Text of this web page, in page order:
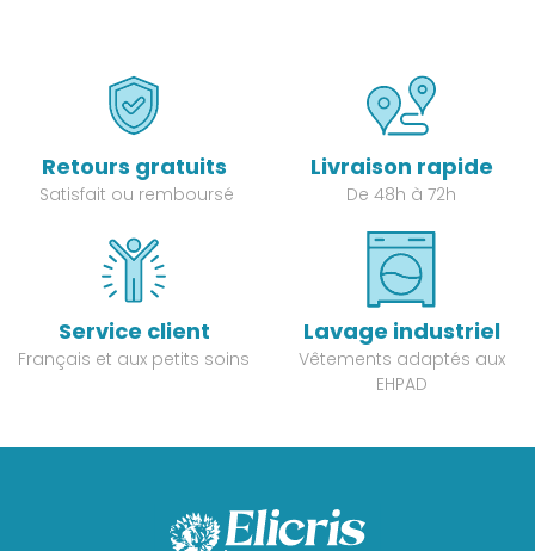
Retours gratuits
Satisfait ou remboursé
Livraison rapide
De 48h à 72h
Service client
Français et aux petits soins
Lavage industriel
Vêtements adaptés aux
EHPAD